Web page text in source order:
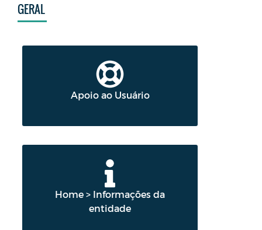
GERAL
Apoio ao Usuário
Home > Informações da
entidade